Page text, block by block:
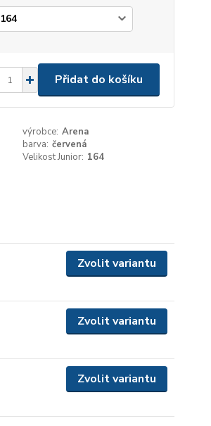
Přidat do košíku
výrobce: Arena
barva: červená
Velikost Junior: 164
Zvolit variantu
Zvolit variantu
Zvolit variantu